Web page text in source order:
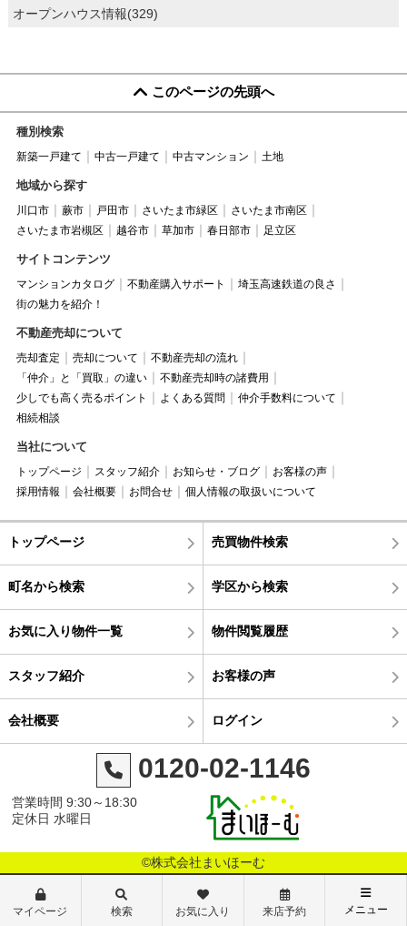
オープンハウス情報(329)
このページの先頭へ
種別検索
新築一戸建て 中古一戸建て 中古マンション 土地
地域から探す
川口市 蕨市 戸田市 さいたま市緑区
さいたま市南区
さいたま市岩槻区
越谷市 草加市 春日部市 足立区
サイトコンテンツ
マンションカタログ 不動産購入サポート
埼玉高速鉄道の良さ
街の魅力を紹介！
不動産売却について
売却査定 売却について
不動産売却の流れ
「仲介」と「買取」の違い
不動産売却時の諸費用
少しでも高く売るポイント
よくある質問
仲介手数料について
相続相談
当社について
トップページ スタッフ紹介 お知らせ・ブログ
お客様の声
採用情報
会社概要 お問合せ 個人情報の取扱いについて
トップページ 売買物件検索
町名から検索 学区から検索
お気に入り物件一覧 物件閲覧履歴
スタッフ紹介 お客様の声
会社概要 ログイン
0120-02-1146
営業時間 9:30～18:30
定休日 水曜日
©株式会社まいほーむ
マイページ 検索 お気に入り 来店予約 メニュー